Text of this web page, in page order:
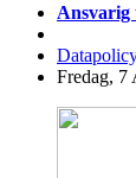
Ansvarig
Fredag, 7